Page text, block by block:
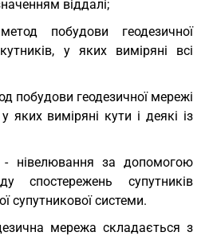
віддалі;
побудови геодезичної
у яких виміряні всі
побудови геодезичної мережі
яких виміряні кути і деякі із
- нівелювання за допомогою
спостережень супутників
супутникової системи.
мережа складається з